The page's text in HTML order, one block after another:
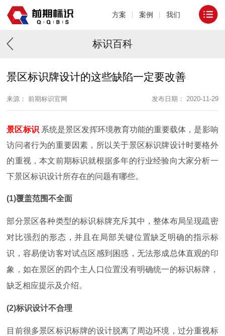
方案 案例 我们
标识百科
景区标识牌设计的这些缺陷一定要改善
来源： 前期标识官网 发布日期： 2020-11-29
景区标识 系统是景区发挥环境教育功能的重要载体，是影响
访问者行为的重要因素，所以关于景区标识牌设计时要格外
的重视，本文前期标识就根据多年的行业经验向大家分析一
下景区标识设计所存在的问题有哪些。
(1)覆盖范围不全面
部分景区各种类型的标识标牌充斥其中，整体布局呈现疏密
对比强烈的形态，并且在局部关键位置缺乏明确的指示标
识，容易使访客对试点区感到困惑，无法形成总体直观的印
象，如在景区的四个主人口位置没有明确统一的标识标牌，
缺乏相应提示及介绍。
(2)标识设计不合理
目前很多景区标识标牌的设计脱离了周边环境，过分重视标